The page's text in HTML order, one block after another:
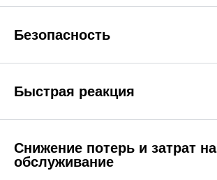
Безопасность
Быстрая реакция
Снижение потерь и затрат на
обслуживание